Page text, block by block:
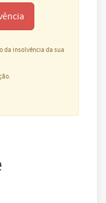
da insolvência da sua